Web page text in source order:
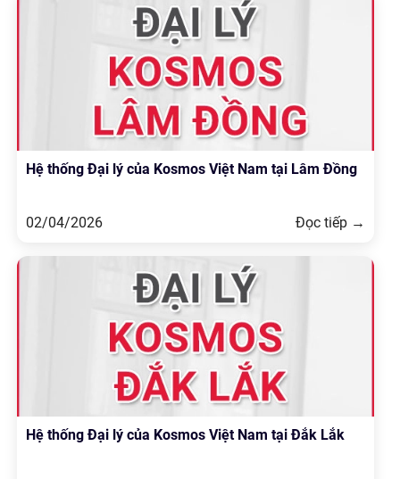
Hệ thống Đại lý của Kosmos Việt Nam tại Lâm Đồng
02/04/2026 Đọc tiếp →
Hệ thống Đại lý của Kosmos Việt Nam tại Đắk Lắk